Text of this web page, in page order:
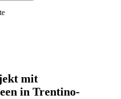
mit
in Trentino-